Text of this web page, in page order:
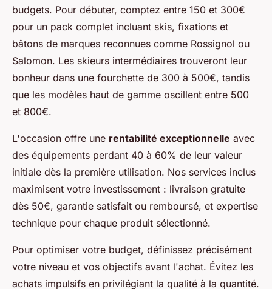
budgets. Pour débuter, comptez entre 150 et 300€
pour un pack complet incluant skis, fixations et
bâtons de marques reconnues comme Rossignol ou
Salomon. Les skieurs intermédiaires trouveront leur
bonheur dans une fourchette de 300 à 500€, tandis
que les modèles haut de gamme oscillent entre 500
et 800€.
L'occasion offre une rentabilité exceptionnelle avec
des équipements perdant 40 à 60% de leur valeur
initiale dès la première utilisation. Nos services inclus
maximisent votre investissement : livraison gratuite
dès 50€, garantie satisfait ou remboursé, et expertise
technique pour chaque produit sélectionné.
Pour optimiser votre budget, définissez précisément
votre niveau et vos objectifs avant l'achat. Évitez les
achats impulsifs en privilégiant la qualité à la quantité.